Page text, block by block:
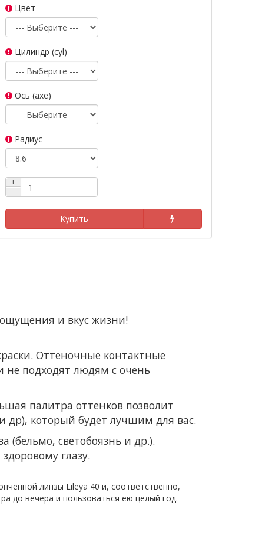
Цвет
Цилиндр (cyl)
Ось (axe)
Радиус
+
−
Купить
и вкус жизни!
Оттеночные контактные
не подходят людям с очень
палитра оттенков позволит
др), который будет лучшим для вас.
(бельмо, светобоязнь и др.).
глазу.
линзы Lileya 40 и, соответственно,
до вечера и пользоваться ею целый год.